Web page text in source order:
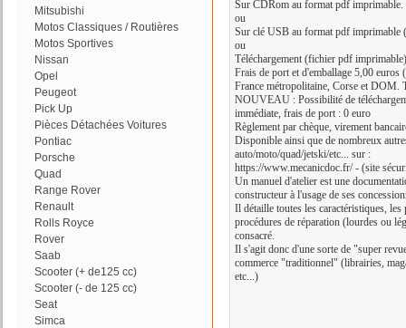
Mitsubishi
Motos Classiques / Routières
Motos Sportives
Nissan
Opel
Peugeot
Pick Up
Pièces Détachées Voitures
Pontiac
Porsche
Quad
Range Rover
Renault
Rolls Royce
Rover
Saab
Scooter (+ de125 cc)
Scooter (- de 125 cc)
Seat
Simca
Sur CDRom au format pdf imprimable.
ou
Sur clé USB au format pdf imprimable
ou
Téléchargement (fichier pdf
Frais de port et d'emballage 5,00
France métropolitaine, Corse et DOM.
NOUVEAU : Possibilité de
immédiate, frais de port : 0 euro
Règlement par chèque, virement
Disponible ainsi que de nombreux
auto/moto/quad/jetski/etc... sur :
https://www.mecanicdoc.fr/ - (site
Un manuel d'atelier est une
constructeur à l'usage de ses
Il détaille toutes les caractéristiques, les
procédures de réparation (lourdes ou
consacré.
Il s'agit donc d'une sorte de "super
commerce "traditionnel" (librairies,
etc...)